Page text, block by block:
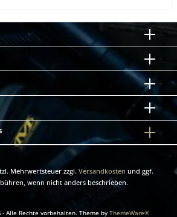
Mehrwertsteuer zzgl. Versandkosten und ggf.
wenn nicht anders beschrieben.
- Alle Rechte vorbehalten. Theme by ThemeWare®